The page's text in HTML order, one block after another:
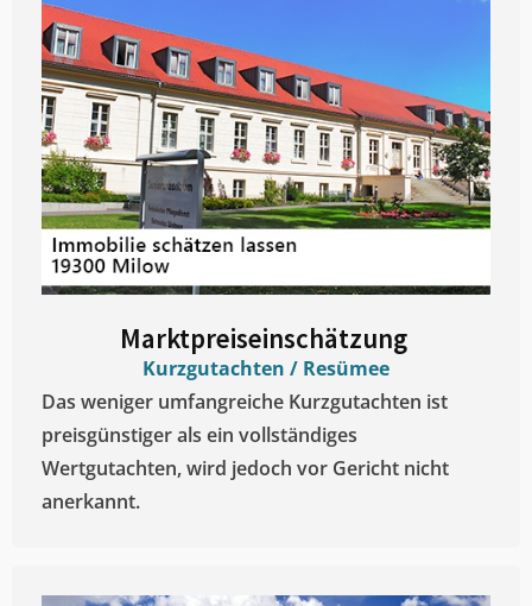
Marktpreiseinschätzung ​
Kurzgutachten / Resümee
Das weniger umfangreiche Kurzgutachten ist
preisgünstiger als ein vollständiges
Wertgutachten, wird jedoch vor Gericht nicht
anerkannt.